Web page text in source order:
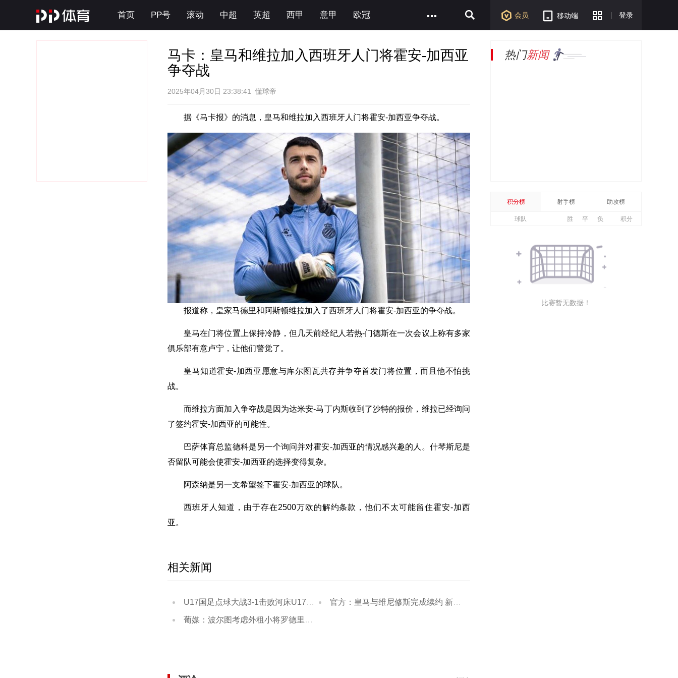
首页 PP号 滚动 中超 英超 西甲 意甲 欧冠 会员 移动端 登录
马卡：皇马和维拉加入西班牙人门将霍安-加西亚
争夺战
2025年04月30日 23:38:41 懂球帝
据《马卡报》的消息，皇马和维拉加入西班牙人门将霍安-加西亚争夺战。
报道称，皇家马德里和阿斯顿维拉加入了西班牙人门将霍安-加西亚的争夺战。
皇马在门将位置上保持冷静，但几天前经纪人若热-门德斯在一次会议上称有多家
俱乐部有意卢宁，让他们警觉了。
皇马知道霍安-加西亚愿意与库尔图瓦共存并争夺首发门将位置，而且他不怕挑
战。
而维拉方面加入争夺战是因为达米安-马丁内斯收到了沙特的报价，维拉已经询问
了签约霍安-加西亚的可能性。
巴萨体育总监德科是另一个询问并对霍安-加西亚的情况感兴趣的人。什琴斯尼是
否留队可能会使霍安-加西亚的选择变得复杂。
阿森纳是另一支希望签下霍安-加西亚的球队。
西班牙人知道，由于存在2500万欧的解约条款，他们不太可能留住霍安-加西
亚。
相关新闻
U17国足点球大战3-1击败河床U17进决赛 江宇涵两扑点 官方：皇马与维尼修斯完成续约 新合同至2032年
葡媒：波尔图考虑外租小将罗德里戈-莫拉，英超是潜在目的地
热门新闻
积分榜 射手榜 助攻榜
球队 胜 平 负 积分
比赛暂无数据！